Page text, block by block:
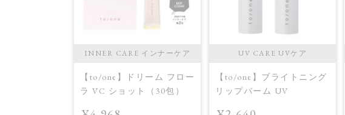
INNER CARE インナーケア
【to/one】ドリーム フロー
ラ VC ショット（30包）
UV CARE UVケア
【to/one】ブライトニング
リップバーム UV